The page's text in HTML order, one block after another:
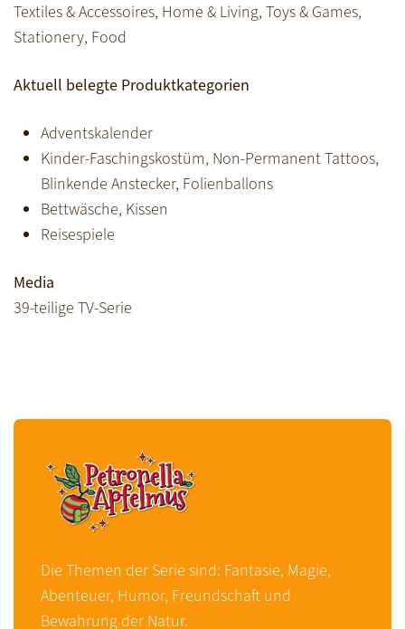
Textiles & Accessoires, Home & Living, Toys & Games,
Stationery, Food
Aktuell belegte Produktkategorien
Adventskalender
Kinder-Faschingskostüm, Non-Permanent Tattoos,
Blinkende Anstecker, Folienballons
Bettwäsche, Kissen
Reisespiele
Media
39-teilige TV-Serie
Die Themen der Serie sind: Fantasie, Magie,
Abenteuer, Humor, Freundschaft und
Bewahrung der Natur.